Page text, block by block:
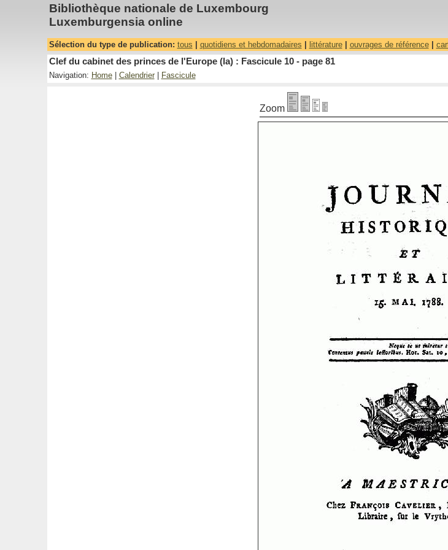
Bibliothèque nationale de Luxembourg
Luxemburgensia online
Sélection du type de publication: tous quotidiens et hebdomadaires littérature| ouvrages de référence|
Clef du cabinet des princes de l'Europe (la) : Fascicule 10 - page 81
Navigation: Home| Calendrier| Fascicule
Zoom